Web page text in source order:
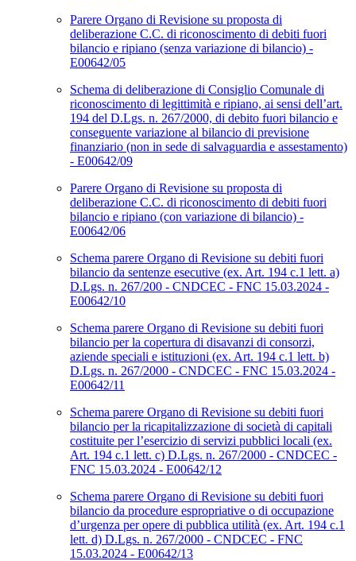
Parere Organo di Revisione su proposta di
deliberazione C.C. di riconoscimento di debiti fuori
bilancio e ripiano (senza variazione di bilancio) -
E00642/05
Schema di deliberazione di Consiglio Comunale di
riconoscimento di legittimità e ripiano, ai sensi dell’art.
194 del D.Lgs. n. 267/2000, di debito fuori bilancio e
conseguente variazione al bilancio di previsione
finanziario (non in sede di salvaguardia e assestamento)
- E00642/09
Parere Organo di Revisione su proposta di
deliberazione C.C. di riconoscimento di debiti fuori
bilancio e ripiano (con variazione di bilancio) -
E00642/06
Schema parere Organo di Revisione su debiti fuori
bilancio da sentenze esecutive (ex. Art. 194 c.1 lett. a)
D.Lgs. n. 267/200 - CNDCEC - FNC 15.03.2024 -
E00642/10
Schema parere Organo di Revisione su debiti fuori
bilancio per la copertura di disavanzi di consorzi,
aziende speciali e istituzioni (ex. Art. 194 c.1 lett. b)
D.Lgs. n. 267/2000 - CNDCEC - FNC 15.03.2024 -
E00642/11
Schema parere Organo di Revisione su debiti fuori
bilancio per la ricapitalizzazione di società di capitali
costituite per l’esercizio di servizi pubblici locali (ex.
Art. 194 c.1 lett. c) D.Lgs. n. 267/2000 - CNDCEC -
FNC 15.03.2024 - E00642/12
Schema parere Organo di Revisione su debiti fuori
bilancio da procedure espropriative o di occupazione
d’urgenza per opere di pubblica utilità (ex. Art. 194 c.1
lett. d) D.Lgs. n. 267/2000 - CNDCEC - FNC
15.03.2024 - E00642/13